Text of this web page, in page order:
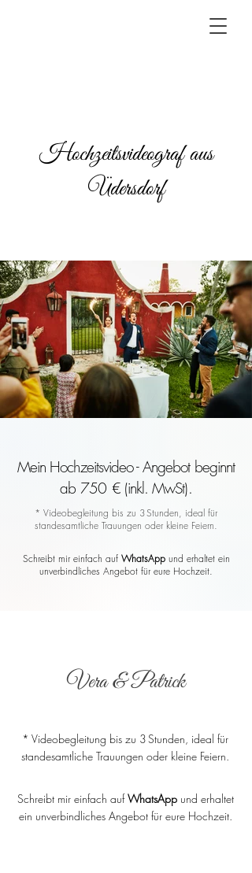
Hochzeitsvideograf aus
Üdersdorf
Mein Hochzeitsvideo - Angebot beginnt
ab 750 € (inkl. MwSt).
* Videobegleitung bis zu 3 Stunden, ideal für
standesamtliche Trauungen oder kleine Feiern.
Schreibt mir einfach auf WhatsAppund erhaltet ein
unverbindliches Angebot für eure Hochzeit.
Vera & Patrick
* Videobegleitung bis zu 3 Stunden, ideal für
standesamtliche Trauungen oder kleine Feiern.
Schreibt mir einfach aufWhatsAppund erhaltet
ein unverbindliches Angebot für eure Hochzeit.